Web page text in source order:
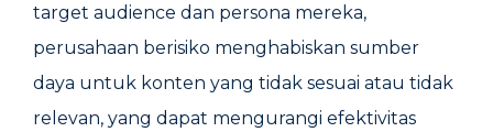
target audience dan persona mereka,
perusahaan berisiko menghabiskan sumber
daya untuk konten yang tidak sesuai atau tidak
relevan, yang dapat mengurangi efektivitas